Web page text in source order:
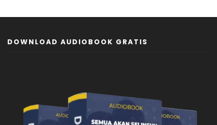
DOWNLOAD AUDIOBOOK GRATIS